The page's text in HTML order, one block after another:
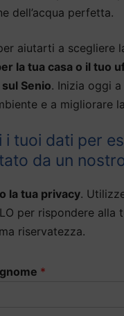
dell’acqua perfetta.
aiutarti a scegliere
la tua casa o il tuo
Senio. Inizia oggi
e a migliorare
i tuoi dati per
da un
la tua privacy.
per rispondere alla
riservatezza.
*